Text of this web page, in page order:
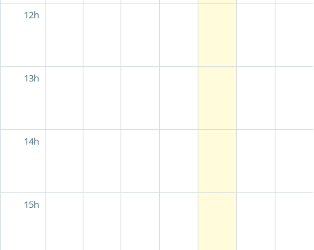
12h
13h
14h
15h